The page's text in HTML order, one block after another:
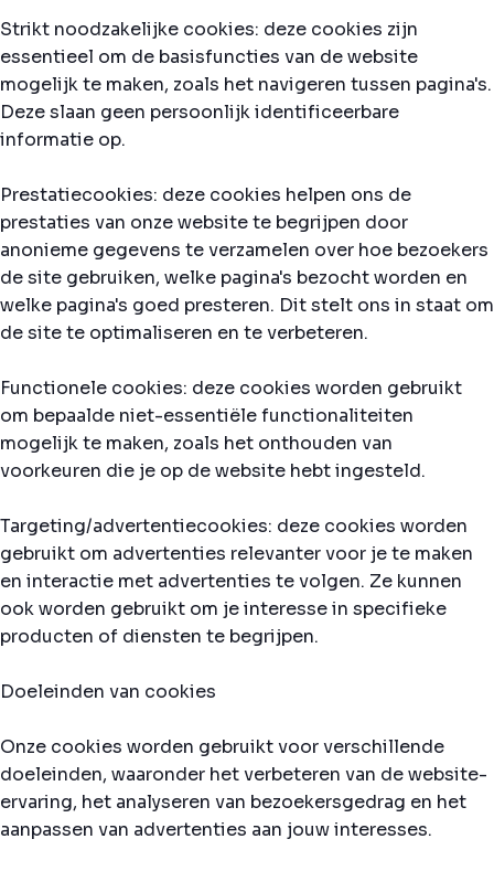
Strikt noodzakelijke cookies: deze cookies zijn
essentieel om de basisfuncties van de website
mogelijk te maken, zoals het navigeren tussen pagina's.
Deze slaan geen persoonlijk identificeerbare
informatie op.
Prestatiecookies: deze cookies helpen ons de
prestaties van onze website te begrijpen door
anonieme gegevens te verzamelen over hoe bezoekers
de site gebruiken, welke pagina's bezocht worden en
welke pagina's goed presteren. Dit stelt ons in staat om
de site te optimaliseren en te verbeteren.
Functionele cookies: deze cookies worden gebruikt
om bepaalde niet-essentiële functionaliteiten
mogelijk te maken, zoals het onthouden van
voorkeuren die je op de website hebt ingesteld.
Targeting/advertentiecookies: deze cookies worden
gebruikt om advertenties relevanter voor je te maken
en interactie met advertenties te volgen. Ze kunnen
ook worden gebruikt om je interesse in specifieke
producten of diensten te begrijpen.
Doeleinden van cookies
Onze cookies worden gebruikt voor verschillende
doeleinden, waaronder het verbeteren van de website-
ervaring, het analyseren van bezoekersgedrag en het
aanpassen van advertenties aan jouw interesses.